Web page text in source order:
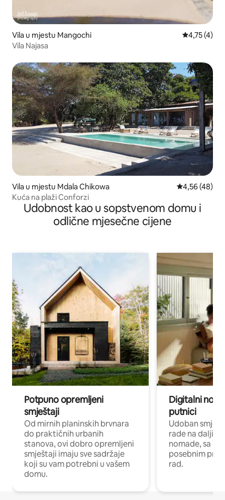
Vila u mjestu Mangochi prosječna
4,75 (4)
Vila Najasa
Vila u mjestu Mdala Chikowa prosječna
4,56 (48)
Kuća na plaži Conforzi
Udobnost kao u sopstvenom domu i
odlične mjesečne cijene
Potpuno opremljeni
smještaji
Od mirnih planinskih brvnara
do praktičnih urbanih
stanova, ovi dobro opremljeni
smještaji imaju sve sadržaje
koji su vam potrebni u vašem
domu.
Digitalni
putnici
Udoban
rade na
nomade, sa
posebnim
rad.